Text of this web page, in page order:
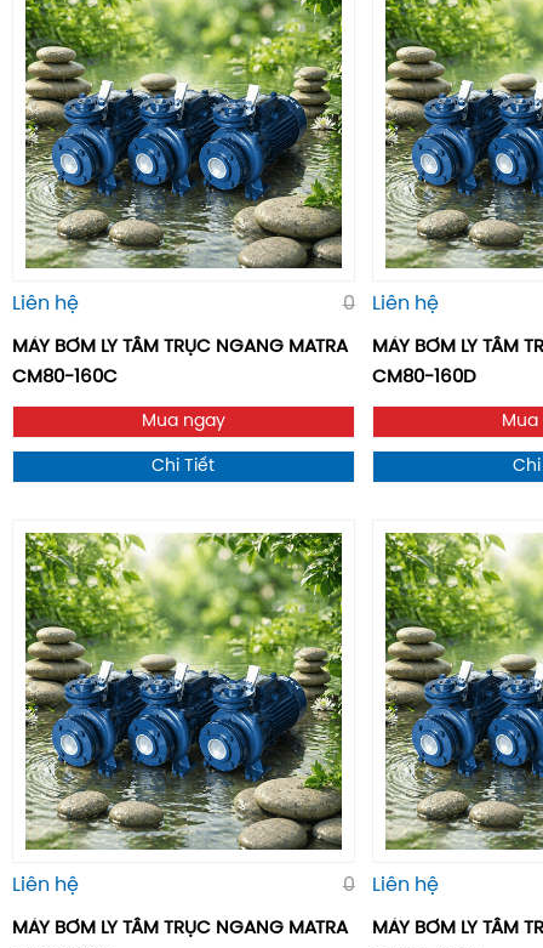
Liên hệ 0
MÁY BƠM LY TÂM TRỤC NGANG MATRA
CM80-160C
Mua ngay
Chi Tiết
Liên hệ
MÁY BƠM LY TÂM
CM80-160D
Mua
Liên hệ 0
MÁY BƠM LY TÂM TRỤC NGANG MATRA
Liên hệ
MÁY BƠM LY TÂM